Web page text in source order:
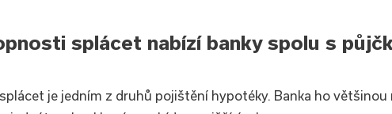
splácet nabízí banky spolu s
je jedním z druhů pojištění hypotéky. Banka ho většinou